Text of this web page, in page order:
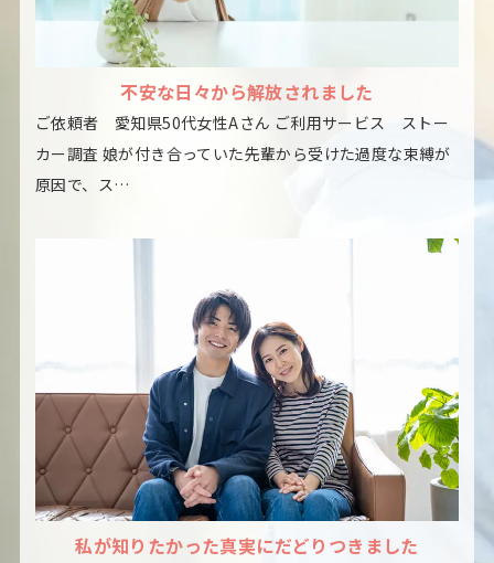
不安な日々から解放されました
ご依頼者 愛知県50代女性Aさん ご利用サービス ストー
カー調査 娘が付き合っていた先輩から受けた過度な束縛が
原因で、ス…
私が知りたかった真実にだどりつきました